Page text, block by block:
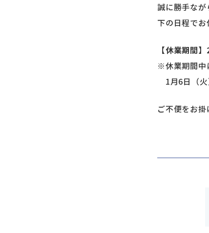
誠に勝手な
下の日程でお
【休業期間
※休業期間中
1月6日（火
ご不便をお